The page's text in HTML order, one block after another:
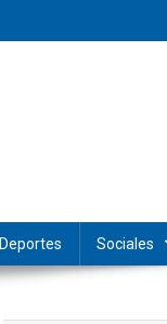
Deportes Sociales